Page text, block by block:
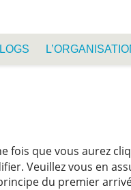
fois que vous aurez
Veuillez vous en
du premier